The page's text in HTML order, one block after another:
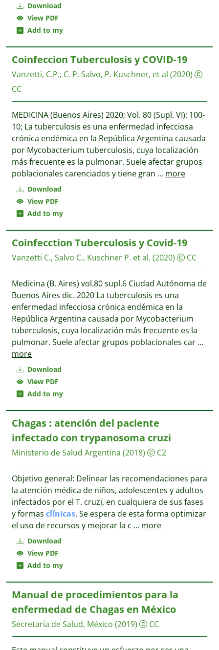
Download
View PDF
Add to my
Download
View PDF
Add to my
Coinfeccion Tuberculosis y COVID-19
Vanzetti, C.P.; C. P. Salvo, P. Kuschner, et al (2020)
CC
MEDICINA (Buenos Aires) 2020; Vol. 80 (Supl. VI): 100-
10; La tuberculosis es una enfermedad infecciosa
crónica endémica en la República Argentina causada
por Mycobacterium tuberculosis, cuya localización
más frecuente es la pulmonar. Suele afectar grupos
poblacionales carenciados y tiene gran ... more
Download
View PDF
Add to my
Coinfecction Tuberculosis y Covid-19
Vanzetti C., Salvo C., Kuschner P. et al. (2020) CC
Medicina (B. Aires) vol.80 supl.6 Ciudad Autónoma de
Buenos Aires dic. 2020 La tuberculosis es una
enfermedad infecciosa crónica endémica en la
República Argentina causada por Mycobacterium
tuberculosis, cuya localización más frecuente es la
pulmonar. Suele afectar grupos poblacionales car ...
more
Download
View PDF
Add to my
Chagas : atención del paciente
infectado con trypanosoma cruzi
Ministerio de Salud Argentina (2018) C2
Objetivo general: Delinear las recomendaciones para
la atención médica de niños, adolescentes y adultos
infectados por el T. cruzi, en cualquiera de sus fases
y formas clínicas. Se espera de esta forma optimizar
el uso de recursos y mejorar la c ... more
Manual de procedimientos para la
enfermedad de Chagas en México
Secretaría de Salud, México (2019) CC